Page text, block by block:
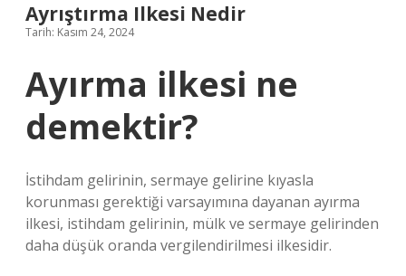
Ayrıştırma Ilkesi Nedir
Tarih: Kasım 24, 2024
Ayırma ilkesi ne
demektir?
İstihdam gelirinin, sermaye gelirine kıyasla
korunması gerektiği varsayımına dayanan ayırma
ilkesi, istihdam gelirinin, mülk ve sermaye gelirinden
daha düşük oranda vergilendirilmesi ilkesidir.